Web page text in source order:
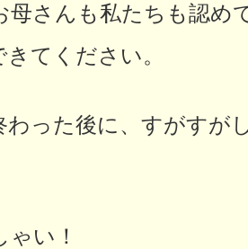
母さんも私たちも認め
てください。
った後に、すがすが
い！